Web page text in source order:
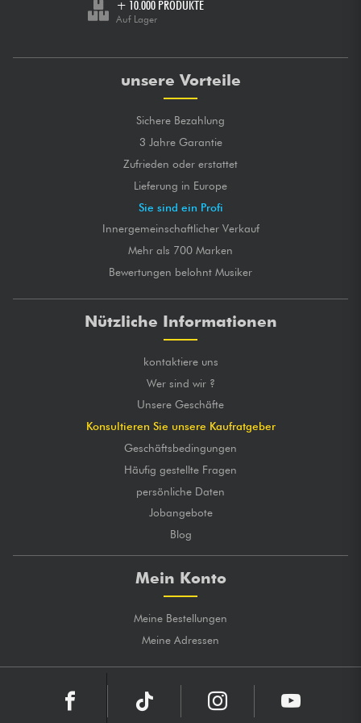
+ 10.000 PRODUKTE
Auf Lager
unsere Vorteile
Sichere Bezahlung
3 Jahre Garantie
Zufrieden oder erstattet
Lieferung in Europe
Sie sind ein Profi
Innergemeinschaftlicher Verkauf
Mehr als 700 Marken
Bewertungen belohnt Musiker
Nützliche Informationen
kontaktiere uns
Wer sind wir ?
Unsere Geschäfte
Konsultieren Sie unsere Kaufratgeber
Geschäftsbedingungen
Häufig gestellte Fragen
persönliche Daten
Jobangebote
Blog
Mein Konto
Meine Bestellungen
Meine Adressen